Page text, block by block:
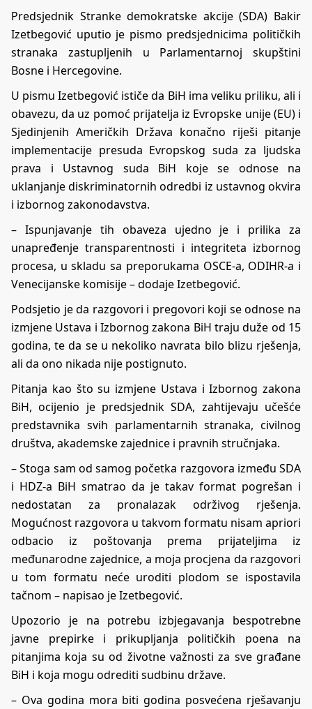
Predsjednik Stranke demokratske akcije (SDA) Bakir
Izetbegović uputio je pismo predsjednicima političkih
stranaka zastupljenih u Parlamentarnoj skupštini
Bosne i Hercegovine.
U pismu Izetbegović ističe da BiH ima veliku priliku, ali i
obavezu, da uz pomoć prijatelja iz Evropske unije (EU) i
Sjedinjenih Američkih Država konačno riješi pitanje
implementacije presuda Evropskog suda za ljudska
prava i Ustavnog suda BiH koje se odnose na
uklanjanje diskriminatornih odredbi iz ustavnog okvira
i izbornog zakonodavstva.
– Ispunjavanje tih obaveza ujedno je i prilika za
unapređenje transparentnosti i integriteta izbornog
procesa, u skladu sa preporukama OSCE-a, ODIHR-a i
Venecijanske komisije – dodaje Izetbegović.
Podsjetio je da razgovori i pregovori koji se odnose na
izmjene Ustava i Izbornog zakona BiH traju duže od 15
godina, te da se u nekoliko navrata bilo blizu rješenja,
ali da ono nikada nije postignuto.
Pitanja kao što su izmjene Ustava i Izbornog zakona
BiH, ocijenio je predsjednik SDA, zahtijevaju učešće
predstavnika svih parlamentarnih stranaka, civilnog
društva, akademske zajednice i pravnih stručnjaka.
– Stoga sam od samog početka razgovora između SDA
i HDZ-a BiH smatrao da je takav format pogrešan i
nedostatan za pronalazak održivog rješenja.
Mogućnost razgovora u takvom formatu nisam apriori
odbacio iz poštovanja prema prijateljima iz
međunarodne zajednice, a moja procjena da razgovori
u tom formatu neće uroditi plodom se ispostavila
tačnom – napisao je Izetbegović.
Upozorio je na potrebu izbjegavanja bespotrebne
javne prepirke i prikupljanja političkih poena na
pitanjima koja su od životne važnosti za sve građane
BiH i koja mogu odrediti sudbinu države.
– Ova godina mora biti godina posvećena rješavanju